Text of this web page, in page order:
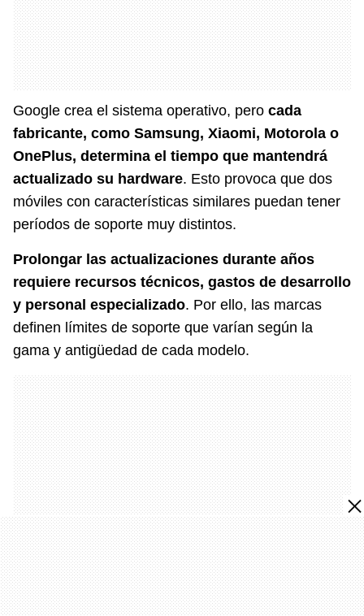
Google crea el sistema operativo, pero cada
fabricante, como Samsung, Xiaomi, Motorola o
OnePlus, determina el tiempo que mantendrá
actualizado su hardware. Esto provoca que dos
móviles con características similares puedan tener
períodos de soporte muy distintos.
Prolongar las actualizaciones durante años
requiere recursos técnicos, gastos de desarrollo
y personal especializado. Por ello, las marcas
definen límites de soporte que varían según la
gama y antigüedad de cada modelo.